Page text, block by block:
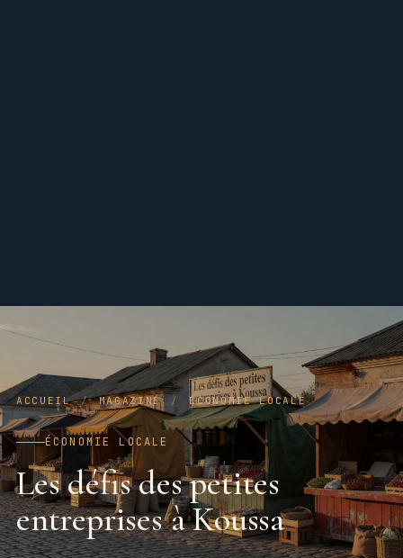
ACCUEIL / MAGAZINE / ÉCONOMIE LOCALE
ÉCONOMIE LOCALE
Les défis des petites
entreprises à Koussa